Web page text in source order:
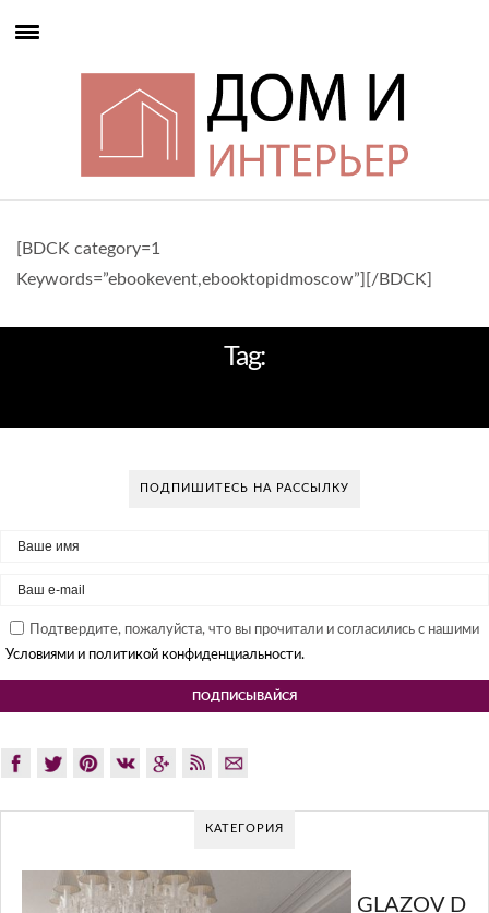
[BDCK category=1
Keywords=”ebookevent,ebooktopidmoscow”][/BDCK]
Tag:
ПОДПИШИТЕСЬ НА РАССЫЛКУ
Подтвердите, пожалуйста, что вы прочитали и согласились с нашими
Условиями и политикой конфиденциальности.
КАТЕГОРИЯ